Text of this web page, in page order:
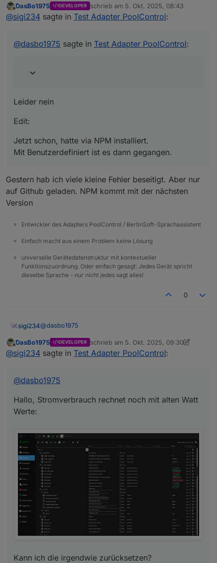
Nun aber. Jedenfalls bei mir
Leider nein
Offline
DasBo1975 DEVELOPER schrieb am 5. Okt. 2025, 08:43
zuletzt editiert von
@sigi234 sagte in Test Adapter PoolControl:
@dasbo1975 sagte in Test Adapter PoolControl:
Leider nein
Edit:
Jetzt schon, hatte via NPM installiert.
Mit Benutzerdefiniert ist es dann gegangen.
Gestern hab ich viele kleine Fehler beseitigt. Aber nur
auf Github geladen. NPM kommt mit der nächsten
Version
Entwickler des Adapters PoolControl / BertinSoft-Sprachassistent
Einfach macht aus einem Problem keine Lösung
universelle Gerätedatenstruktur mit kontextueller
Funktionszuordnung. Oder einfach gesagt: Jedes Gerät spricht
dieselbe Sprache - nur nicht jedes sagt alles!
0
sigi234@dasbo1975
Hallo, Stromverbrauch rechnet noch mit alten Watt
Werte:
Kann ich die irgendwie zurücksetzen?
Offline
DasBo1975 DEVELOPER schrieb am 5. Okt. 2025, 09:30
zuletzt editiert von DasBo197510. Mai
@sigi234 sagte in Test Adapter PoolControl:
@dasbo1975
Hallo, Stromverbrauch rechnet noch mit alten Watt
Werte:
Kann ich die irgendwie zurücksetzen?